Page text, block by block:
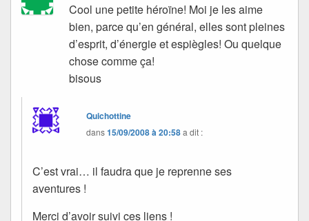
Cool une petite héroïne! Moi je les aime
bien, parce qu’en général, elles sont pleines
d’esprit, d’énergie et espiègles! Ou quelque
chose comme ça!
bisous
Quichottine
dans15/09/2008 à 20:58a dit :
C’est vrai… il faudra que je reprenne ses
aventures !
Merci d’avoir suivi ces liens !